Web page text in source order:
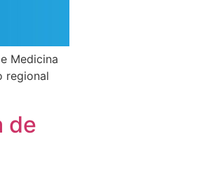
Medicina
regional
de